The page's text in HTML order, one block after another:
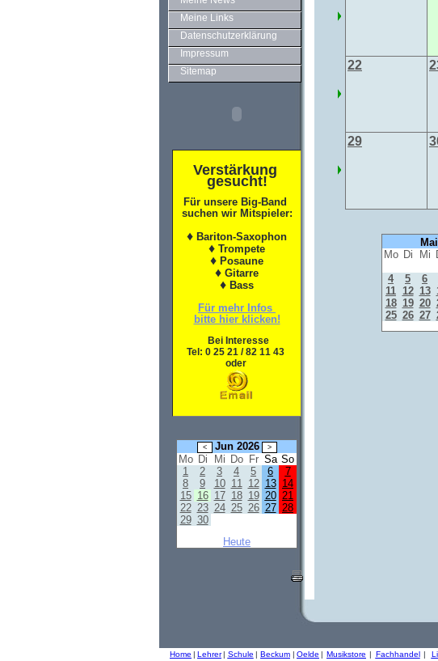
Meine Links
Datenschutzerklärung
Impressum
Sitemap
Verstärkung
gesucht!
Für unsere Big-Band
suchen wir Mitspieler:
♦ Bariton-Saxophon
♦ Trompete
♦ Posaune
♦ Gitarre
♦ Bass
Für mehr Infos
bitte hier klicken!
Bei Interesse
Tel: 0 25 21 / 82 11 43
oder
Jun 2026
Mo Di Mi Do Fr Sa So
1
2 3 4 5 6
7
8
9 10 11 12 13 14
15 16 17 18 19 20 21
22 23 24 25 26 27 28
29 30
Heute
22
29
Mo Di Mi
4
5 6
11 12 13
18 19 20
25 26 27
Home | Lehrer| Schule | Beckum | Oelde | Musikstore | Fachhandel |